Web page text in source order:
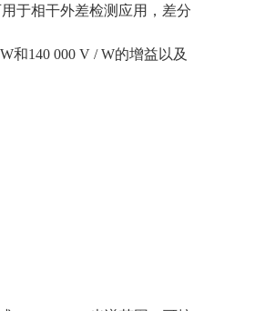
用于相干外差检测应用，差分
和140 000 V / W的增益以及